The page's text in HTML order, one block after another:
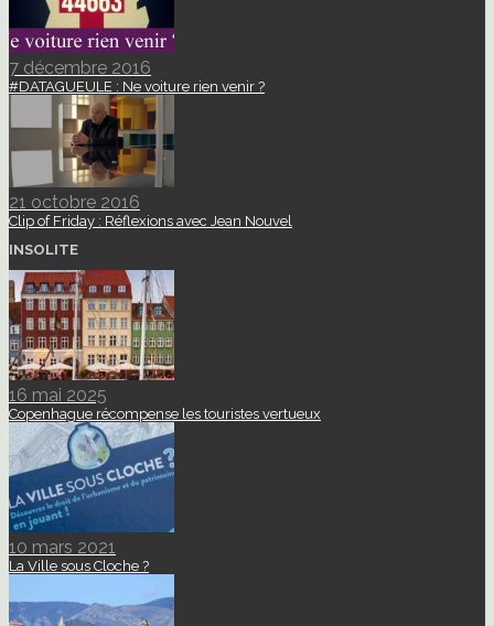
7 décembre 2016
#DATAGUEULE : Ne voiture rien venir ?
21 octobre 2016
Clip of Friday : Réflexions avec Jean Nouvel
INSOLITE
16 mai 2025
Copenhague récompense les touristes vertueux
10 mars 2021
La Ville sous Cloche ?